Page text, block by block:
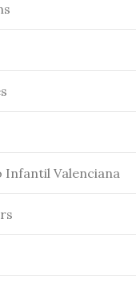
Infantil Valenciana